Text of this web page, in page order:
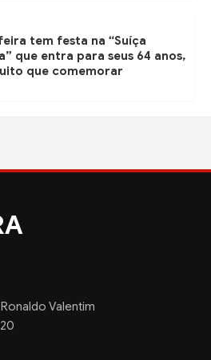
tem festa na “Suíça
que entra para seus 64 anos,
que comemorar
Valentim